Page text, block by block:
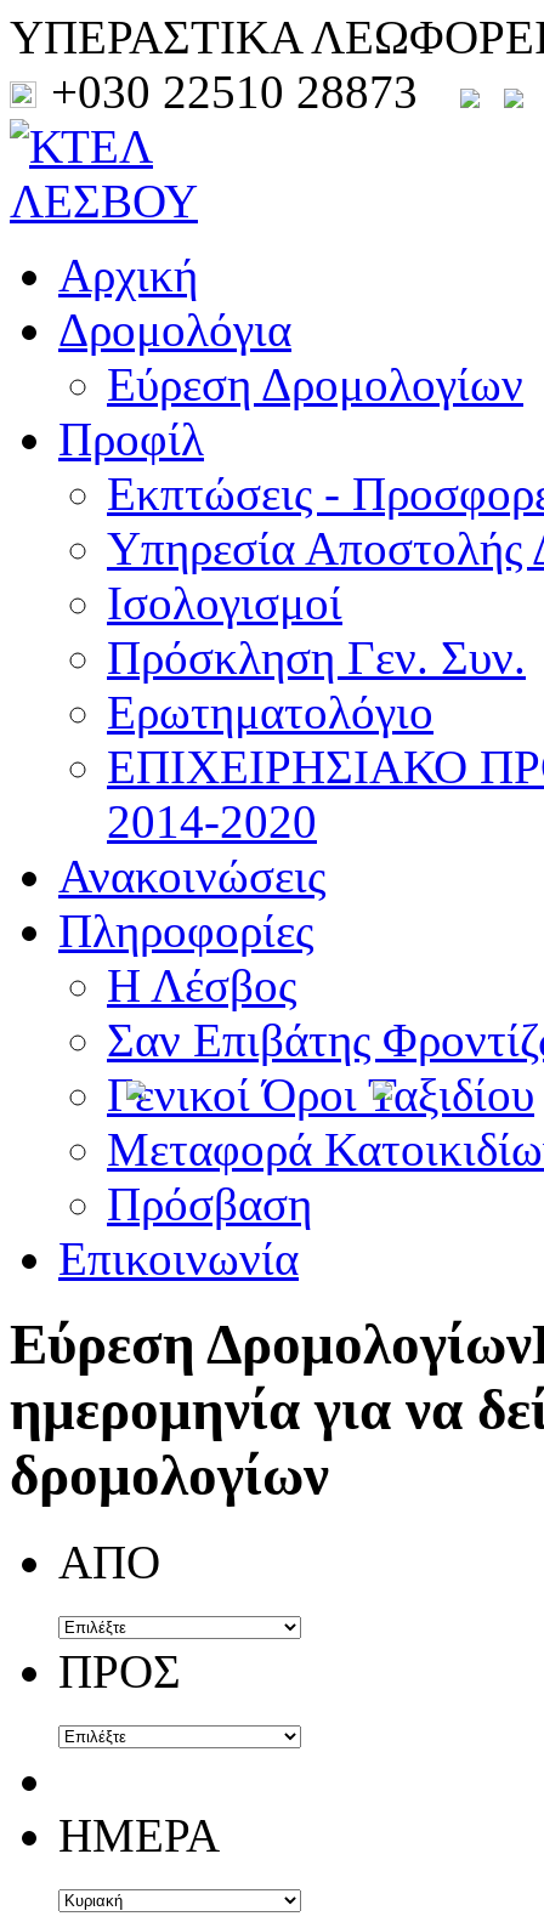
ΥΠΕΡΑΣΤΙΚΑ
+030 22510 28873
Αρχική
Δρομολόγια
Εύρεση Δρομολογίων
Προφίλ
Εκπτώσεις -
Υπηρεσία Αποστολής
Ισολογισμοί
Πρόσκληση Γεν. Συν.
Ερωτηματολόγιο
ΕΠΙΧΕΙΡΗΣΙΑΚΟ
2014-2020
Ανακοινώσεις
Πληροφορίες
Η Λέσβος
Σαν Επιβάτης
Γενικοί Όροι Ταξιδίου
Μεταφορά
Πρόσβαση
Επικοινωνία
Εύρεση Δρομολογίων
ημερομηνία για να
δρομολογίων
ΑΠΟ
ΠΡΟΣ
ΗΜΕΡΑ